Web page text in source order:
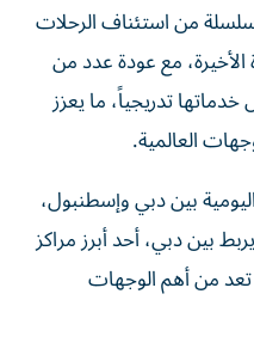
سلسلة من استئناف الرحلات
مع عودة عدد من
تدريجياً، ما يعزز
العالمية.
بين دبي وإسطنبول،
بين دبي، أحد أبرز مراكز
تعد من أهم الوجهات